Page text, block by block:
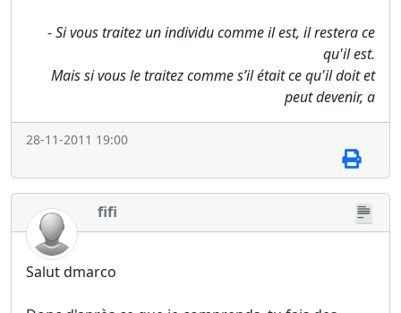
- Si vous traitez un individu comme il est, il restera ce
qu'il est.
Mais si vous le traitez comme s’il était ce qu'il doit et
peut devenir, a
28-11-2011 19:00
fifi
Salut dmarco